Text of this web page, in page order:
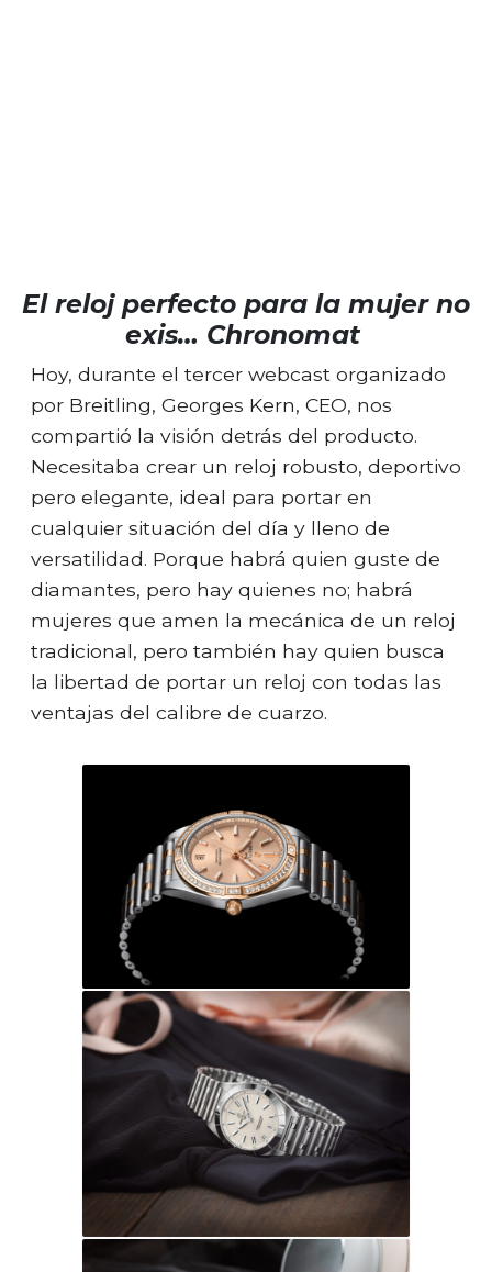
El reloj perfecto para la mujer no
exis… Chronomat
Hoy, durante el tercer webcast organizado
por Breitling, Georges Kern, CEO, nos
compartió la visión detrás del producto.
Necesitaba crear un reloj robusto, deportivo
pero elegante, ideal para portar en
cualquier situación del día y lleno de
versatilidad. Porque habrá quien guste de
diamantes, pero hay quienes no; habrá
mujeres que amen la mecánica de un reloj
tradicional, pero también hay quien busca
la libertad de portar un reloj con todas las
ventajas del calibre de cuarzo.